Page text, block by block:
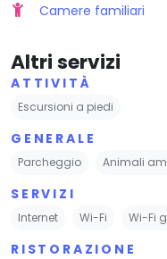
Camere familiari
Altri servizi
ATTIVITÀ
Escursioni a piedi
GENERALE
Parcheggio Animali
SERVIZI
Internet Wi-Fi Wi-Fi
RISTORAZIONE